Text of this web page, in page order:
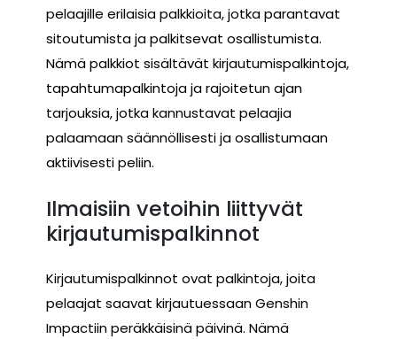
pelaajille erilaisia palkkioita, jotka parantavat
sitoutumista ja palkitsevat osallistumista.
Nämä palkkiot sisältävät kirjautumispalkintoja,
tapahtumapalkintoja ja rajoitetun ajan
tarjouksia, jotka kannustavat pelaajia
palaamaan säännöllisesti ja osallistumaan
aktiivisesti peliin.
Ilmaisiin vetoihin liittyvät
kirjautumispalkinnot
Kirjautumispalkinnot ovat palkintoja, joita
pelaajat saavat kirjautuessaan Genshin
Impactiin peräkkäisinä päivinä. Nämä